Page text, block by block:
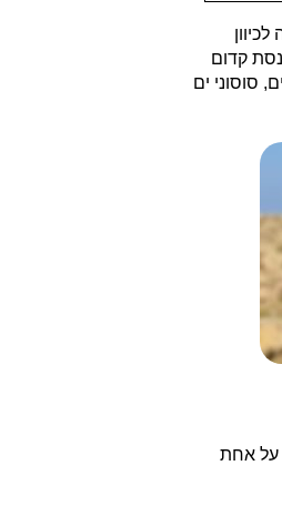
קדום
סוסוני ים
לחם ושני דגים. מדובר על אחת